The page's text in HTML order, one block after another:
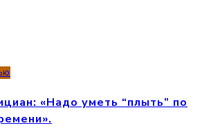
«Надо уметь “плыть” по